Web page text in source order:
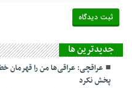
جديدترين ها
عراقچی: عراقی‌ها من را قهرمان
پخش نکرد